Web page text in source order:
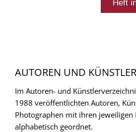
AUTOREN UND KÜNSTLER
Im Autoren- und
1988 veröffentlichten Autoren,
Photographen mit ihren jeweiligen
alphabetisch geordnet.